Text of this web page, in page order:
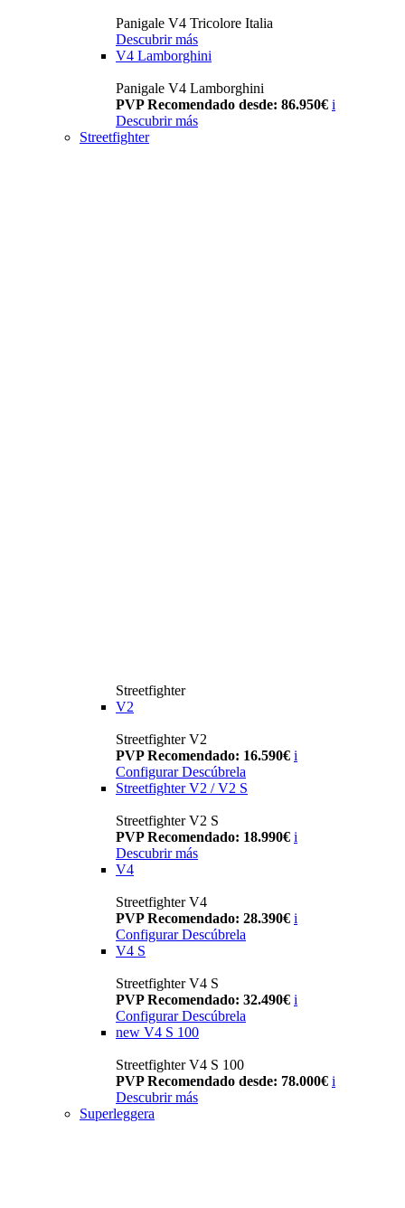
Panigale V4 Tricolore Italia
Descubrir más
V4 Lamborghini
Panigale V4 Lamborghini
PVP Recomendado desde: 86.950€ i
Descubrir más
Streetfighter
Streetfighter
V2
Streetfighter V2
PVP Recomendado: 16.590€ i
Configurar Descúbrela
Streetfighter V2 / V2 S
Streetfighter V2 S
PVP Recomendado: 18.990€ i
Descubrir más
V4
Streetfighter V4
PVP Recomendado: 28.390€ i
Configurar Descúbrela
V4 S
Streetfighter V4 S
PVP Recomendado: 32.490€ i
Configurar Descúbrela
new V4 S 100
Streetfighter V4 S 100
PVP Recomendado desde: 78.000€ i
Descubrir más
Superleggera